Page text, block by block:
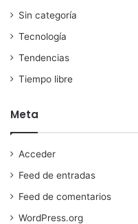
Sin categoría
Tecnología
Tendencias
Tiempo libre
Meta
Acceder
Feed de entradas
Feed de comentarios
WordPress.org